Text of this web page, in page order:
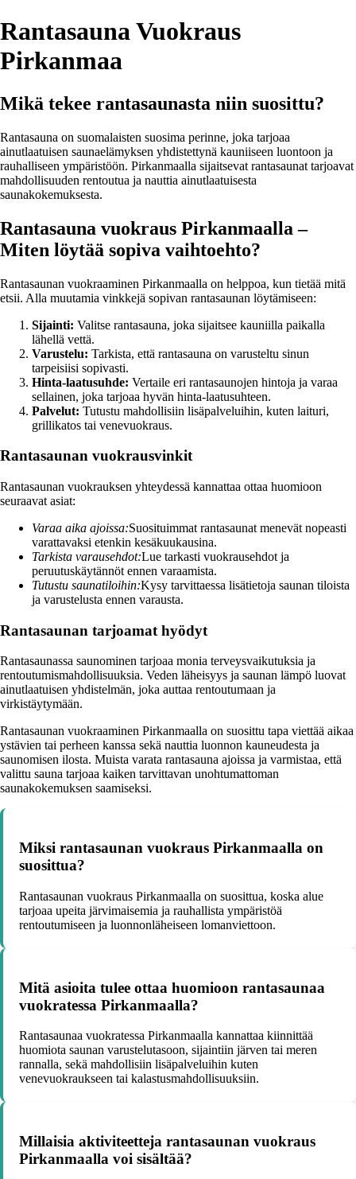
Rantasauna Vuokraus
Pirkanmaa
Mikä tekee rantasaunasta niin suosittu?
Rantasauna on suomalaisten suosima perinne, joka tarjoaa
ainutlaatuisen saunaelämyksen yhdistettynä kauniiseen luontoon ja
rauhalliseen ympäristöön. Pirkanmaalla sijaitsevat rantasaunat tarjoavat
mahdollisuuden rentoutua ja nauttia ainutlaatuisesta
saunakokemuksesta.
Rantasauna vuokraus Pirkanmaalla –
Miten löytää sopiva vaihtoehto?
Rantasaunan vuokraaminen Pirkanmaalla on helppoa, kun tietää mitä
etsii. Alla muutamia vinkkejä sopivan rantasaunan löytämiseen:
Sijainti: Valitse rantasauna, joka sijaitsee kauniilla paikalla
lähellä vettä.
Varustelu: Tarkista, että rantasauna on varusteltu sinun
tarpeisiisi sopivasti.
Hinta-laatusuhde: Vertaile eri rantasaunojen hintoja ja varaa
sellainen, joka tarjoaa hyvän hinta-laatusuhteen.
Palvelut: Tutustu mahdollisiin lisäpalveluihin, kuten laituri,
grillikatos tai venevuokraus.
Rantasaunan vuokrausvinkit
Rantasaunan vuokrauksen yhteydessä kannattaa ottaa huomioon
seuraavat asiat:
Varaa aika ajoissa:Suosituimmat rantasaunat menevät nopeasti
varattavaksi etenkin kesäkuukausina.
Tarkista varausehdot:Lue tarkasti vuokrausehdot ja
peruutuskäytännöt ennen varaamista.
Tutustu saunatiloihin:Kysy tarvittaessa lisätietoja saunan tiloista
ja varustelusta ennen varausta.
Rantasaunan tarjoamat hyödyt
Rantasaunassa saunominen tarjoaa monia terveysvaikutuksia ja
rentoutumismahdollisuuksia. Veden läheisyys ja saunan lämpö luovat
ainutlaatuisen yhdistelmän, joka auttaa rentoutumaan ja
virkistäytymään.
Rantasaunan vuokraaminen Pirkanmaalla on suosittu tapa viettää aikaa
ystävien tai perheen kanssa sekä nauttia luonnon kauneudesta ja
saunomisen ilosta. Muista varata rantasauna ajoissa ja varmistaa, että
valittu sauna tarjoaa kaiken tarvittavan unohtumattoman
saunakokemuksen saamiseksi.
Miksi rantasaunan vuokraus Pirkanmaalla on
suosittua?
Rantasaunan vuokraus Pirkanmaalla on suosittua, koska alue
tarjoaa upeita järvimaisemia ja rauhallista ympäristöä
rentoutumiseen ja luonnonläheiseen lomanviettoon.
Mitä asioita tulee ottaa huomioon rantasaunaa
vuokratessa Pirkanmaalla?
Rantasaunaa vuokratessa Pirkanmaalla kannattaa kiinnittää
huomiota saunan varustelutasoon, sijaintiin järven tai meren
rannalla, sekä mahdollisiin lisäpalveluihin kuten
venevuokraukseen tai kalastusmahdollisuuksiin.
Millaisia aktiviteetteja rantasaunan vuokraus
Pirkanmaalla voi sisältää?